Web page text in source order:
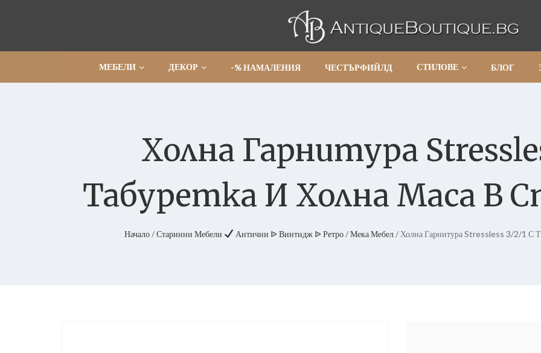
МЕБЕЛИ ДЕКОР -% НАМАЛЕНИЯ ЧЕСТЪРФИЙЛД СТИЛОВЕ БЛОГ
Холна Гарнитура
Табуретка И Холна Маса В
Начало/Старинни Мебели Антични ᐉ Винтидж ᐉ Ретро/Мека Мебел/ Холна Гарнитура Stressless 3/2/1 С